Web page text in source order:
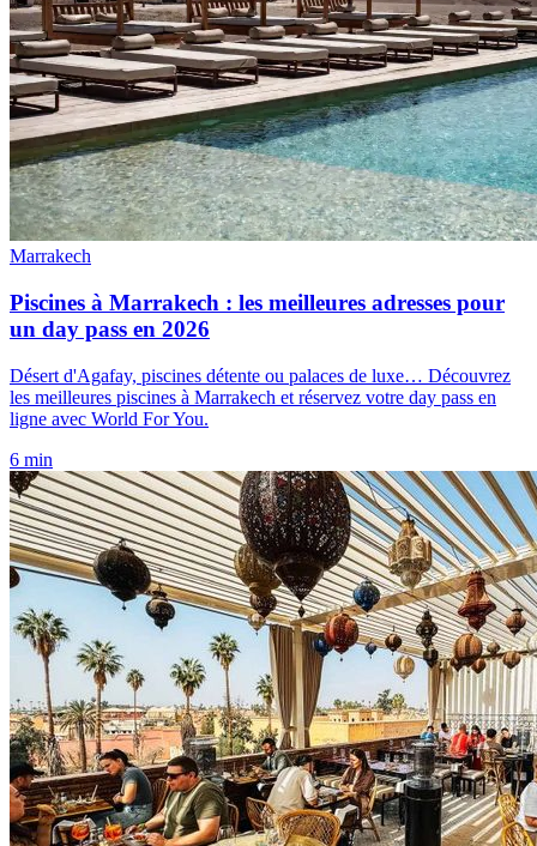
Marrakech
Piscines à Marrakech : les meilleures adresses pour
un day pass en 2026
Désert d'Agafay, piscines détente ou palaces de luxe… Découvrez
les meilleures piscines à Marrakech et réservez votre day pass en
ligne avec World For You.
6 min